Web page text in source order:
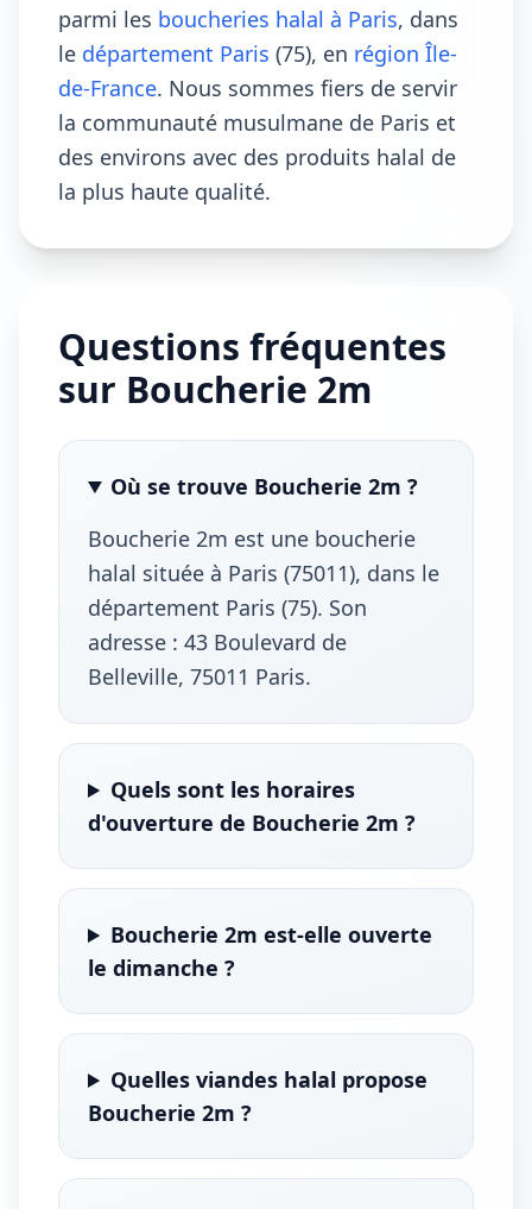
parmi les boucheries halal à Paris, dans
le département Paris (75), en région Île-
de-France. Nous sommes fiers de servir
la communauté musulmane de Paris et
des environs avec des produits halal de
la plus haute qualité.
Questions fréquentes
sur Boucherie 2m
Où se trouve Boucherie 2m ?
Boucherie 2m est une boucherie
halal située à Paris (75011), dans le
département Paris (75). Son
adresse : 43 Boulevard de
Belleville, 75011 Paris.
Quels sont les horaires
d'ouverture de Boucherie 2m ?
Boucherie 2m est-elle ouverte
le dimanche ?
Quelles viandes halal propose
Boucherie 2m ?